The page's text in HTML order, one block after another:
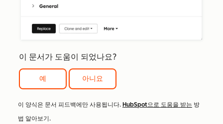
이 문서가 도움이 되었나요?
예 아니요
이 양식은 문서 피드백에만 사용됩니다. HubSpot으로 도움을 받는 방
법 알아보기.